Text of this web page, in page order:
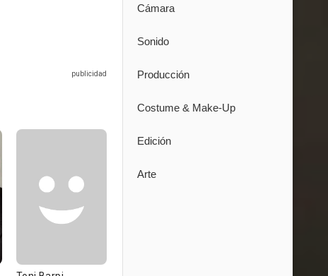
Cámara
Sonido
Producción
Costume & Make-Up
Edición
Arte